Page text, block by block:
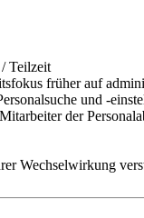
Teilzeit
früher auf
und -
der
Wechselwirkung